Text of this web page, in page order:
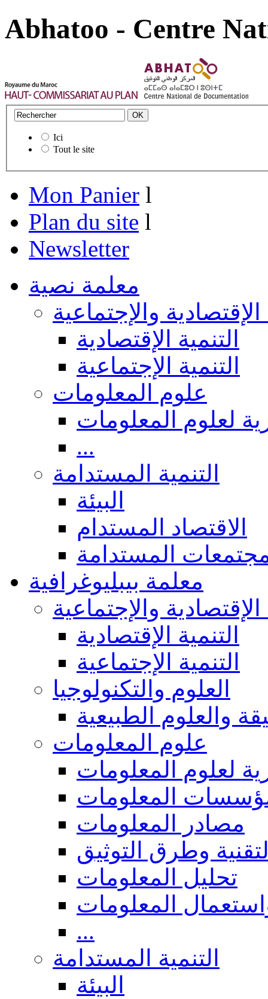
Abhatoo - Centre
Ici
Tout le site
Mon Panier l
Plan du site l
Newsletter
معلمة نصية
الإقتصادية والإجتماعية
التنمية الإقتصادية
التنمية الإجتماعية
علوم المعلومات
لعلوم المعلومات
...
التنمية المستدامة
البيئة
الاقتصاد المستدام
المستدامة
معلمة بيبليوغرافية
الإقتصادية والإجتماعية
التنمية الإقتصادية
التنمية الإجتماعية
العلوم والتكنولوجيا
والعلوم الطبيعية
علوم المعلومات
لعلوم المعلومات
المعلومات
مصادر المعلومات
وطرق التوثيق
تحليل المعلومات
المعلومات
...
التنمية المستدامة
البيئة